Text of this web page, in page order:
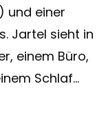
und einer
Jartel sieht in
einem Büro,
Schlaf…